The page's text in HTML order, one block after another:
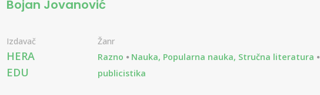
Bojan Jovanović
Izdavač
HERA
EDU
Žanr
Razno
Nauka, Popularna nauka, Stručna literatura
publicistika